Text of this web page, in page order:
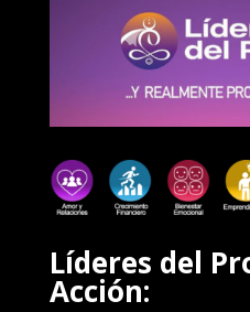
Líderes del
Acción: